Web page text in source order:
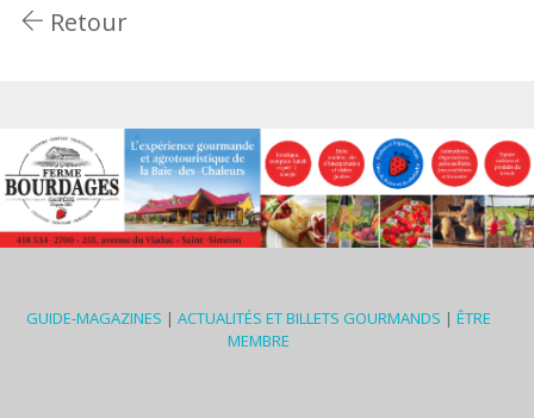
Retour
GUIDE-MAGAZINES | ACTUALITÉS ET BILLETS GOURMANDS | ÊTRE
MEMBRE